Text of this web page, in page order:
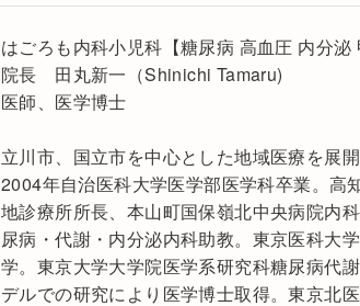
はごろも内科小児科【糖尿病 高血圧 内分
院長 田丸新一（Shinichi Tamaru)
医師、医学博士
立川市、国立市を中心とした地域医療を展
2004年自治医科大学医学部医学科卒業。高
地診療所所長、本山町国保嶺北中央病院内
尿病・代謝・内分泌内科助教。東京医科大
学。東京大学大学院医学系研究科糖尿病代
デルでの研究により医学博士取得。東京北